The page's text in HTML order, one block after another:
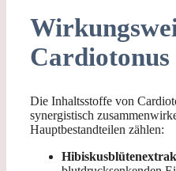
Cardiotonus
Die Inhaltsstoffe von
synergistisch
Hauptbestandteilen zählen: